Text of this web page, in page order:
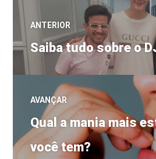
Navegação
de
Post
ANTERIOR
Post
anterior:
Saiba tudo sobre o
AVANÇAR
Próximo
post:
Qual a mania mais
você tem?